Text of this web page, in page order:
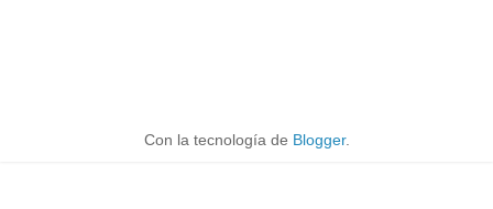
Con la tecnología de Blogger.